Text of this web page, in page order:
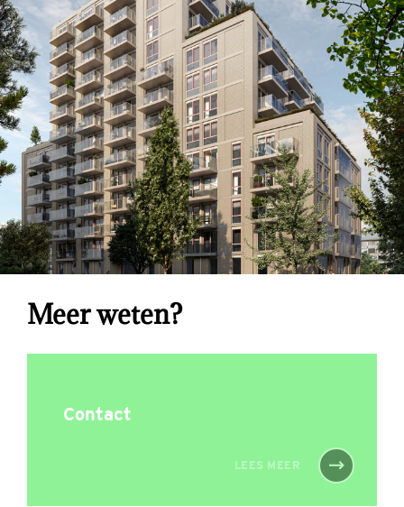
Meer weten?
Contact
LEES MEER